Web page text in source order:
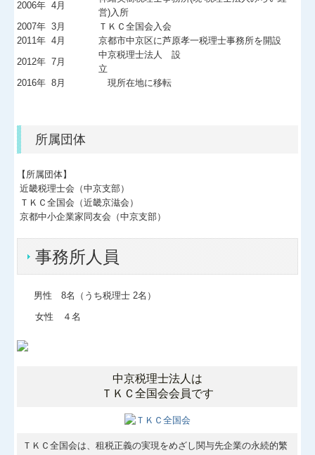
個人情報保護方針
社長メニューASP版
TKCシステムQ&A
経営改善オンデマンド講座
2006年 4月
営)入所
2007年 3月
ＴＫＣ全国会入会
2011年 4月
京都市中京区に芦原孝一税理士事務所を開設
2012年 7月
中京税理士法人 設
立
2016年 8月 現所在地に移転
所属団体
【所属団体】
近畿税理士会（中京支部）
ＴＫＣ全国会（近畿京滋会）
京都中小企業家同友会（中京支部）
事務所人員
男性 8名（うち税理士 2名）
女性 ４名
中京税理士法人 は
ＴＫＣ全国会会員です
ＴＫＣ全国会は、租税正義の実現をめざし関与先企業の永続的繁